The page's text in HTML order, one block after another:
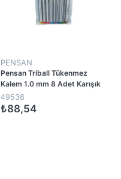
PENSAN
Pensan Triball Tükenmez
Kalem 1.0 mm 8 Adet Karışık
Renkli
49538
₺88,54